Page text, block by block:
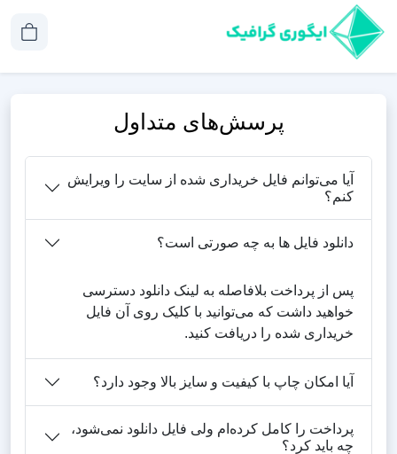
پرسش‌های متداول
آیا می‌توانم فایل خریداری شده از سایت را ویرایش
کنم؟
دانلود فایل ها به چه صورتی است؟
پس از پرداخت بلافاصله به لینک دانلود دسترسی
خواهید داشت که می‌توانید با کلیک روی آن فایل
خریداری شده را دریافت کنید.
آیا امکان چاپ با کیفیت و سایز بالا وجود دارد؟
پرداخت را کامل کرده‌ام ولی فایل دانلود نمی‌شود،
چه باید کرد؟